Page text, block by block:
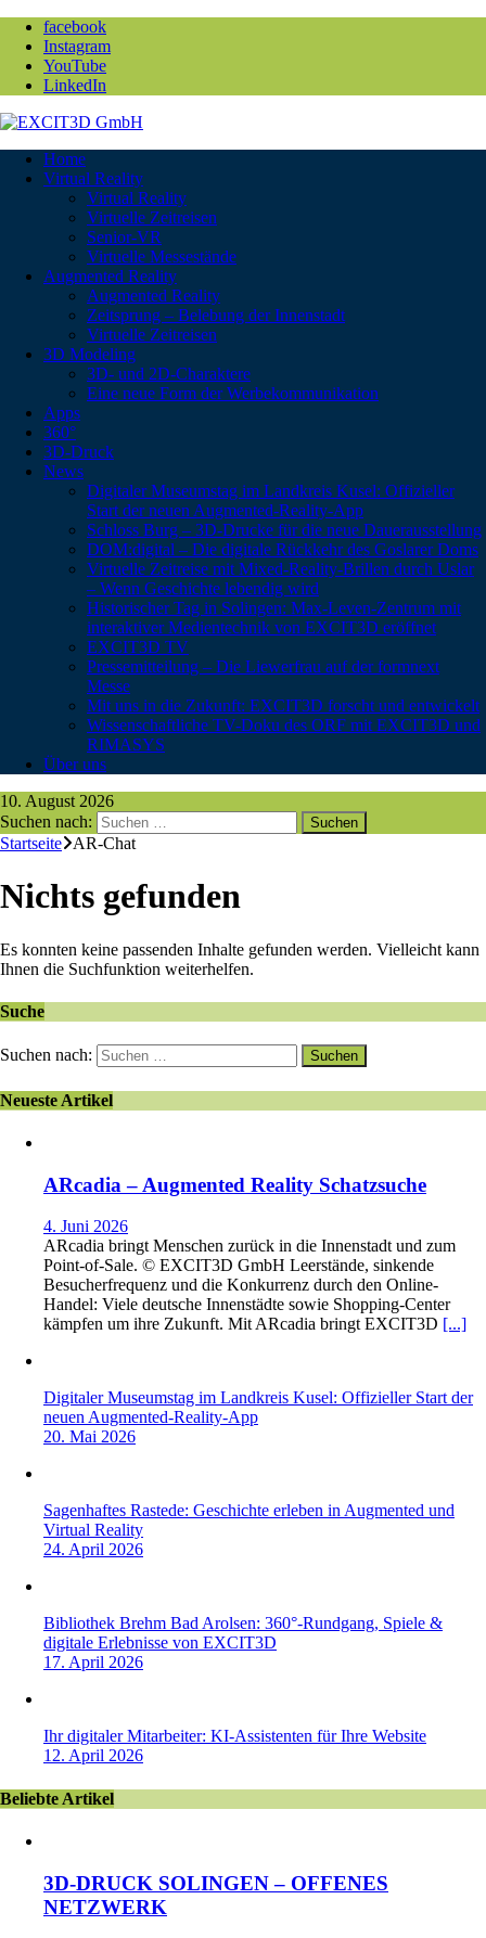
facebook
Instagram
YouTube
LinkedIn
Home
Virtual Reality
Virtual Reality
Virtuelle Zeitreisen
Senior-VR
Virtuelle Messestände
Augmented Reality
Augmented Reality
Zeitsprung – Belebung der Innenstadt
Virtuelle Zeitreisen
3D Modeling
3D- und 2D-Charaktere
Eine neue Form der Werbekommunikation
Apps
360°
3D-Druck
News
Digitaler Museumstag im Landkreis Kusel: Offizieller
Start der neuen Augmented-Reality-App
Schloss Burg – 3D-Drucke für die neue Dauerausstellung
DOM:digital – Die digitale Rückkehr des Goslarer Doms
Virtuelle Zeitreise mit Mixed-Reality-Brillen durch Uslar
– Wenn Geschichte lebendig wird
Historischer Tag in Solingen: Max-Leven-Zentrum mit
interaktiver Medientechnik von EXCIT3D eröffnet
EXCIT3D TV
Pressemitteilung – Die Liewerfrau auf der formnext
Messe
Mit uns in die Zukunft: EXCIT3D forscht und entwickelt
Wissenschaftliche TV-Doku des ORF mit EXCIT3D und
RIMASYS
Über uns
10. August 2026
Suchen nach:
Startseite
AR-Chat
Nichts gefunden
Es konnten keine passenden Inhalte gefunden werden. Vielleicht kann
Ihnen die Suchfunktion weiterhelfen.
Suche
Suchen nach:
Neueste Artikel
ARcadia – Augmented Reality Schatzsuche
4. Juni 2026
ARcadia bringt Menschen zurück in die Innenstadt und zum
Point-of-Sale. © EXCIT3D GmbH Leerstände, sinkende
Besucherfrequenz und die Konkurrenz durch den Online-
Handel: Viele deutsche Innenstädte sowie Shopping-Center
kämpfen um ihre Zukunft. Mit ARcadia bringt EXCIT3D [...]
Digitaler Museumstag im Landkreis Kusel: Offizieller Start der
neuen Augmented-Reality-App
20. Mai 2026
Sagenhaftes Rastede: Geschichte erleben in Augmented und
Virtual Reality
24. April 2026
Bibliothek Brehm Bad Arolsen: 360°-Rundgang, Spiele &
digitale Erlebnisse von EXCIT3D
17. April 2026
Ihr digitaler Mitarbeiter: KI-Assistenten für Ihre Website
12. April 2026
Beliebte Artikel
3D-DRUCK SOLINGEN – OFFENES
NETZWERK